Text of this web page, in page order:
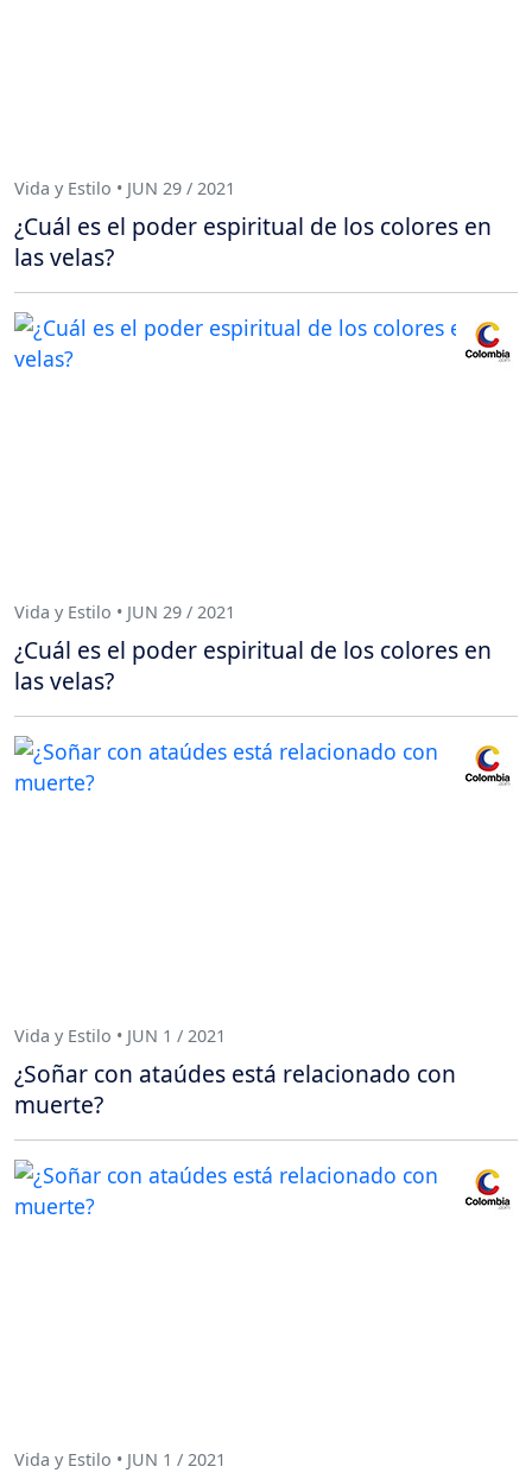
Vida y Estilo • JUN 29 / 2021
¿Cuál es el poder espiritual de los colores en
las velas?
Vida y Estilo • JUN 29 / 2021
¿Cuál es el poder espiritual de los colores en
las velas?
Vida y Estilo • JUN 1 / 2021
¿Soñar con ataúdes está relacionado con
muerte?
Vida y Estilo • JUN 1 / 2021